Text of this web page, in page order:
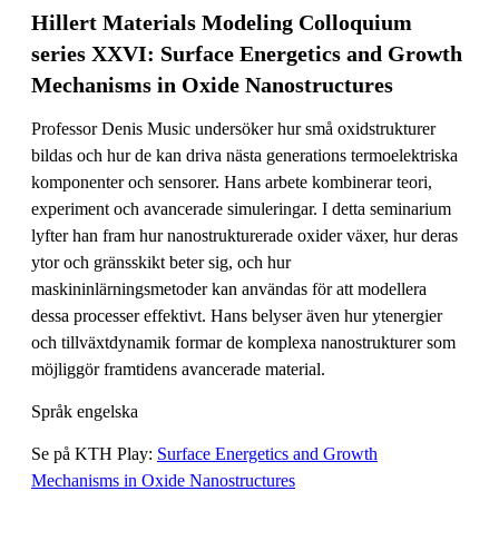
Hillert Materials Modeling Colloquium
series XXVI: Surface Energetics and Growth
Mechanisms in Oxide Nanostructures
Professor Denis Music undersöker hur små oxidstrukturer
bildas och hur de kan driva nästa generations termoelektriska
komponenter och sensorer. Hans arbete kombinerar teori,
experiment och avancerade simuleringar. I detta seminarium
lyfter han fram hur nanostrukturerade oxider växer, hur deras
ytor och gränsskikt beter sig, och hur
maskininlärningsmetoder kan användas för att modellera
dessa processer effektivt. Hans belyser även hur ytenergier
och tillväxtdynamik formar de komplexa nanostrukturer som
möjliggör framtidens avancerade material.
Språk engelska
Se på KTH Play: Surface Energetics and Growth
Mechanisms in Oxide Nanostructures